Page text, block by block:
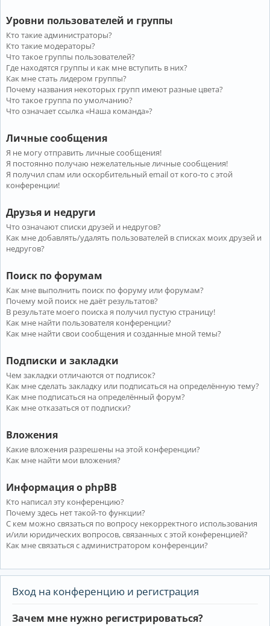
Уровни пользователей и группы
Кто такие администраторы?
Кто такие модераторы?
Что такое группы пользователей?
Где находятся группы и как мне вступить в них?
Как мне стать лидером группы?
Почему названия некоторых групп имеют разные цвета?
Что такое группа по умолчанию?
Что означает ссылка «Наша команда»?
Личные сообщения
Я не могу отправить личные сообщения!
Я постоянно получаю нежелательные личные сообщения!
Я получил спам или оскорбительный email от кого-то с этой
конференции!
Друзья и недруги
Что означают списки друзей и недругов?
Как мне добавлять/удалять пользователей в списках моих друзей и
недругов?
Поиск по форумам
Как мне выполнить поиск по форуму или форумам?
Почему мой поиск не даёт результатов?
В результате моего поиска я получил пустую страницу!
Как мне найти пользователя конференции?
Как мне найти свои сообщения и созданные мной темы?
Подписки и закладки
Чем закладки отличаются от подписок?
Как мне сделать закладку или подписаться на определённую тему?
Как мне подписаться на определённый форум?
Как мне отказаться от подписки?
Вложения
Какие вложения разрешены на этой конференции?
Как мне найти мои вложения?
Информация о phpBB
Кто написал эту конференцию?
Почему здесь нет такой-то функции?
С кем можно связаться по вопросу некорректного использования
и/или юридических вопросов, связанных с этой конференцией?
Как мне связаться с администратором конференции?
Вход на конференцию и регистрация
Зачем мне нужно регистрироваться?